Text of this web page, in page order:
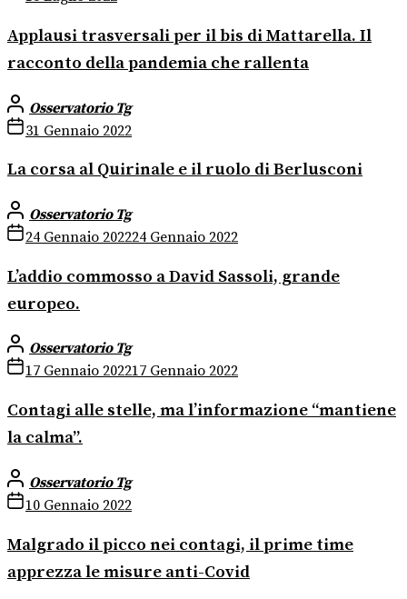
Applausi trasversali per il bis di Mattarella. Il
racconto della pandemia che rallenta
Osservatorio Tg
31 Gennaio 2022
La corsa al Quirinale e il ruolo di Berlusconi
Osservatorio Tg
24 Gennaio 202224 Gennaio 2022
L’addio commosso a David Sassoli, grande
europeo.
Osservatorio Tg
17 Gennaio 202217 Gennaio 2022
Contagi alle stelle, ma l’informazione “mantiene
la calma”.
Osservatorio Tg
10 Gennaio 2022
Malgrado il picco nei contagi, il prime time
apprezza le misure anti-Covid